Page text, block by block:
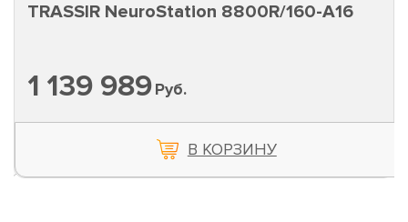
TRASSIR NeuroStation 8800R/160-A16
1 139 989Руб.
В КОРЗИНУ